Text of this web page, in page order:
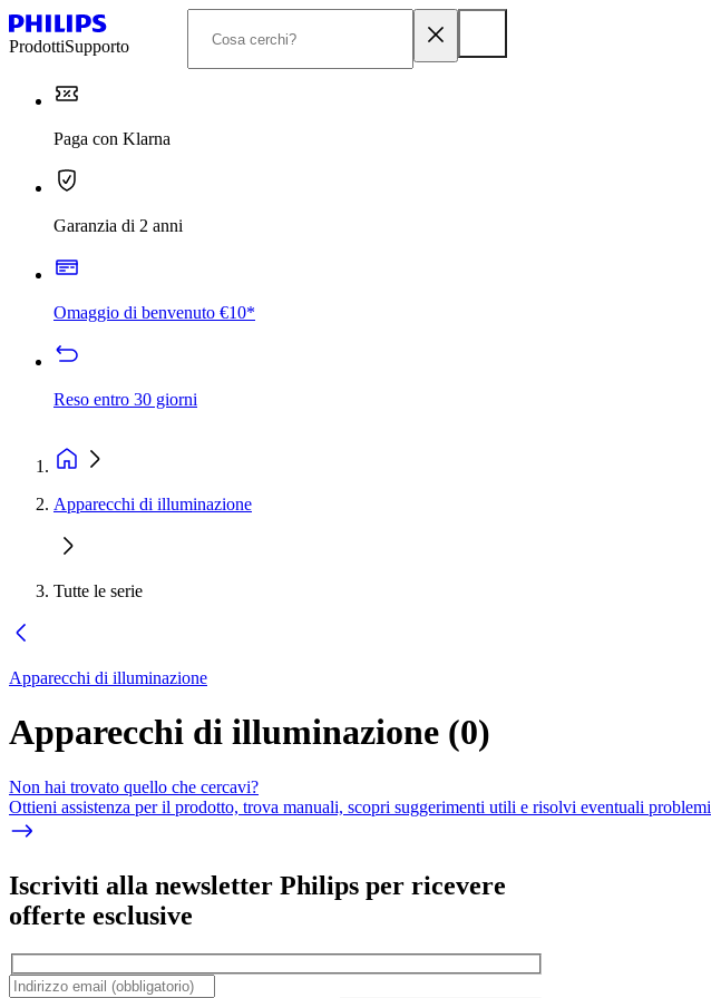
ProdottiSupporto
Paga con Klarna
Garanzia di 2 anni
Omaggio di benvenuto €10*
Reso entro 30 giorni
Apparecchi di illuminazione
Tutte le serie
Apparecchi di illuminazione
Apparecchi di illuminazione (0)
Non hai trovato quello che cercavi?
Ottieni assistenza per il prodotto, trova manuali, scopri suggerimenti utili e risolvi eventuali problemi
Iscriviti alla newsletter Philips per ricevere
offerte esclusive